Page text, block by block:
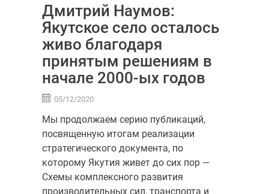
Дмитрий Наумов:
Якутское село осталось
живо благодаря
принятым решениям в
начале 2000-ых годов
05/12/2020
Мы продолжаем серию публикаций,
посвященную итогам реализации
стратегического документа, по
которому Якутия живет до сих пор —
Схемы комплексного развития
производительных сил, транспорта и